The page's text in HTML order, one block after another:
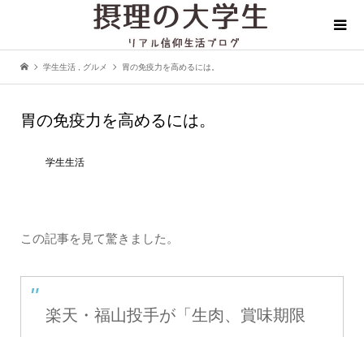
学生生活 グルメ 胃の免疫力を高めるには。
胃の免疫力を高めるには。
学生生活
この記事を見て驚きました。
楽天・福山投手が「生肉、賞味期限